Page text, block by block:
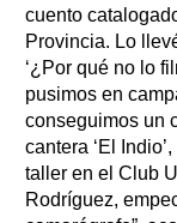
cuento
Provincia. Lo
‘¿Por qué no lo
pusimos en
conseguimos un
cantera ‘El
taller en el Club
Rodríguez,